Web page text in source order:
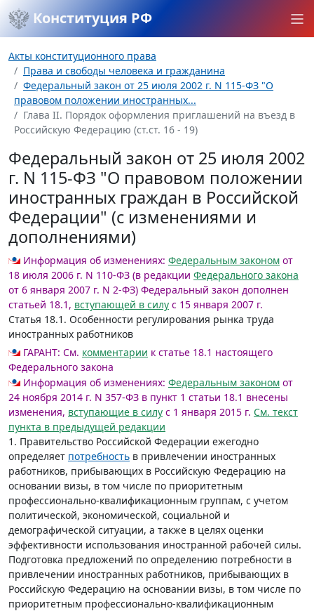
Конституция РФ
Акты конституционного права
Права и свободы человека и гражданина
Федеральный закон от 25 июля 2002 г. N 115-ФЗ "О
правовом положении иностранных...
Глава II. Порядок оформления приглашений на въезд в
Российскую Федерацию (ст.ст. 16 - 19)
Федеральный закон от 25 июля 2002
г. N 115-ФЗ "О правовом положении
иностранных граждан в Российской
Федерации" (с изменениями и
дополнениями)
Информация об изменениях: Федеральным законом от
18 июля 2006 г. N 110-ФЗ (в редакции Федерального закона
от 6 января 2007 г. N 2-ФЗ) Федеральный закон дополнен
статьей 18.1, вступающей в силу с 15 января 2007 г.
Статья 18.1. Особенности регулирования рынка труда
иностранных работников
ГАРАНТ: См. комментарии к статье 18.1 настоящего
Федерального закона
Информация об изменениях: Федеральным законом от
24 ноября 2014 г. N 357-ФЗ в пункт 1 статьи 18.1 внесены
изменения, вступающие в силу с 1 января 2015 г. См. текст
пункта в предыдущей редакции
1. Правительство Российской Федерации ежегодно
определяет потребность в привлечении иностранных
работников, прибывающих в Российскую Федерацию на
основании визы, в том числе по приоритетным
профессионально-квалификационным группам, с учетом
политической, экономической, социальной и
демографической ситуации, а также в целях оценки
эффективности использования иностранной рабочей силы.
Подготовка предложений по определению потребности в
привлечении иностранных работников, прибывающих в
Российскую Федерацию на основании визы, в том числе по
приоритетным профессионально-квалификационным